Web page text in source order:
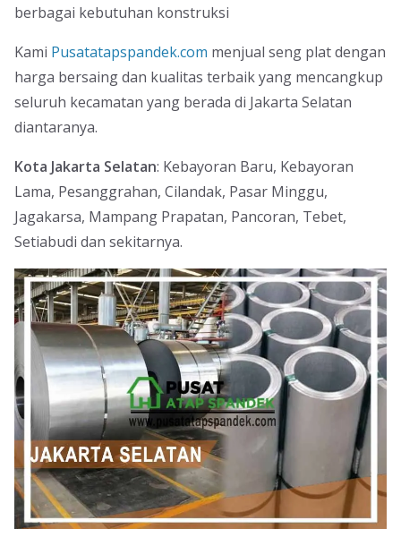
berbagai kebutuhan konstruksi
Kami Pusatatapspandek.com menjual seng plat dengan
harga bersaing dan kualitas terbaik yang mencangkup
seluruh kecamatan yang berada di Jakarta Selatan
diantaranya.
Kota Jakarta Selatan: Kebayoran Baru, Kebayoran
Lama, Pesanggrahan, Cilandak, Pasar Minggu,
Jagakarsa, Mampang Prapatan, Pancoran, Tebet,
Setiabudi dan sekitarnya.